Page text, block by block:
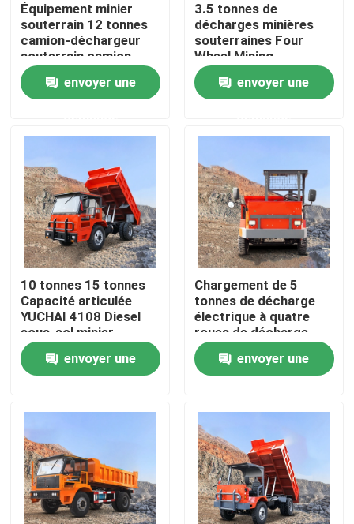
Accueil
Contacts
Produits
Vidéos
Camion à benne basculante au fond
Camion d'extraction au fond
Camion articulé au fond
Camion à déchargeuse
Ascenseur à ciseaux à roue
Équipement minier
souterrain 12 tonnes
camion-déchargeur
souterrain camion-
déchargeur articulé
envoyer une
3.5 tonnes de
décharges minières
souterraines Four
Wheel Mining
envoyer une
10 tonnes 15 tonnes
Capacité articulée
YUCHAI 4108 Diesel
sous-sol minier
camion-déchargeur
envoyer une
Chargement de 5
tonnes de décharge
électrique à quatre
roues de décharge
sous-marine
envoyer une